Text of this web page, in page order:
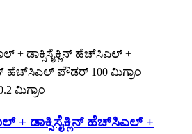
+ ಡಾಕ್ಸಿಸೈಕ್ಲಿನ್ ಹೆಚ್‌ಸಿಎಲ್ +